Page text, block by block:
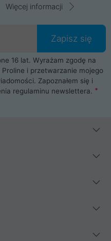
ProLine jest
notebooka albo laptopa w
bezpieczeństwo.
i części komputerowe
płyty główne, pamięci,
pomogą Ci wybrać
obudowę do komputera.
najlepsze na rynku
Xiaomi, Apple, Samsung i
wszystko, możesz
Więcej informacji
Zapisz się
16 lat. Wyrażam zgodę na
i przetwarzanie mojego
Zapoznałem się i
regulaminu newslettera.